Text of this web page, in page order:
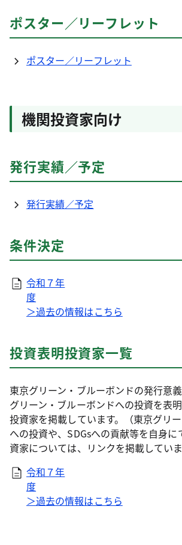
ポスター／リーフレット
ポスター／リーフレット
機関投資家向け
発行実績／予定
発行実績／予定
条件決定
令和７年
度
＞過去の情報はこちら
投資表明投資家一覧
東京グリーン・ブルーボンドの発行意
グリーン・ブルーボンドへの投資を表
投資家を掲載しています。（東京グリ
への投資や、SDGsへの貢献等を自身
資家については、リンクを掲載していま
令和７年
度
＞過去の情報はこちら